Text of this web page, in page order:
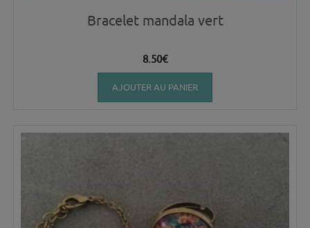
Bracelet mandala vert
8.50€
AJOUTER AU PANIER